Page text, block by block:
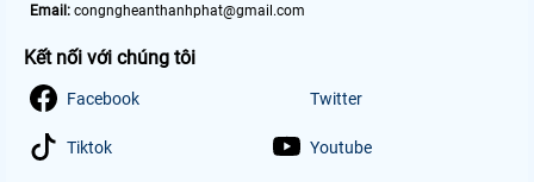
Email: congngheanthanhphat@gmail.com
Kết nối với chúng tôi
Facebook Twitter
Tiktok Youtube